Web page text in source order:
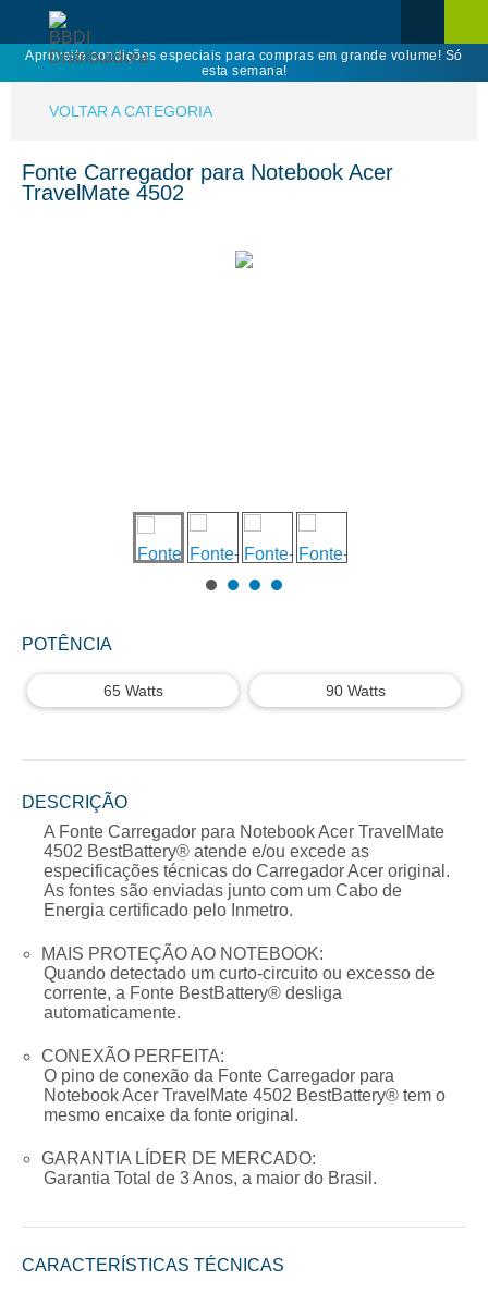
Aproveite condições especiais para compras em grande volume! Só
esta semana!
VOLTAR A CATEGORIA
Fonte Carregador para Notebook Acer
TravelMate 4502
POTÊNCIA
65 Watts 90 Watts
DESCRIÇÃO
A Fonte Carregador para Notebook Acer TravelMate
4502 BestBattery® atende e/ou excede as
especificações técnicas do CarregadorAcer original.
As fontes são enviadas junto com um Cabo de
Energia certificado pelo Inmetro.
MAIS PROTEÇÃO AO NOTEBOOK:
Quando detectado um curto-circuito ou excesso de
corrente, a Fonte BestBattery® desliga
automaticamente.
CONEXÃO PERFEITA:
O pino de conexão da Fonte Carregador para
Notebook Acer TravelMate 4502 BestBattery® tem o
mesmo encaixe da fonte original.
GARANTIA LÍDER DE MERCADO:
Garantia Total de 3 Anos, a maior do Brasil.
CARACTERÍSTICAS TÉCNICAS